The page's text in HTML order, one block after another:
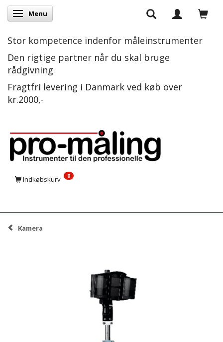
Skifte navigation
Menu
Stor kompetence indenfor måleinstrumenter
Den rigtige partner når du skal bruge
rådgivning
Fragtfri levering i Danmark ved køb over
kr.2000,-
Indkøbskurv 0
Kamera